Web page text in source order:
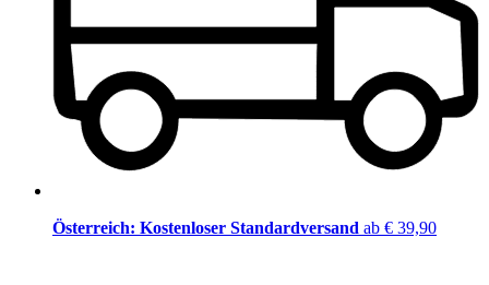
Österreich: Kostenloser Standardversand ab € 39,90